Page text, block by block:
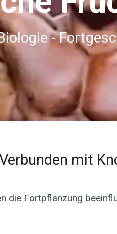
-
Verbunden mit
die Fortpflanzung